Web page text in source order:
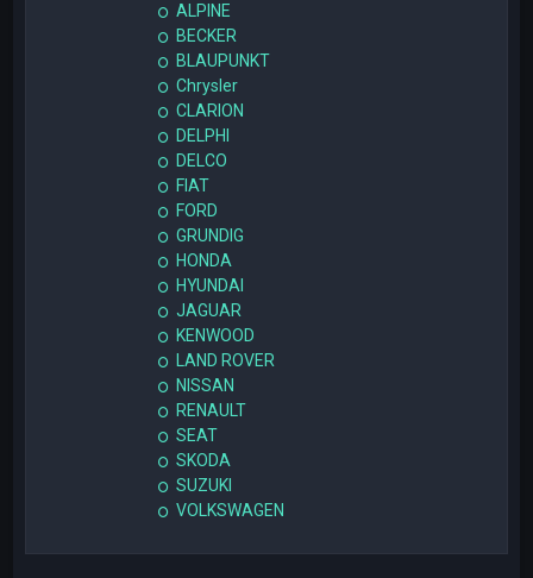
ALPINE
BECKER
BLAUPUNKT
Chrysler
CLARION
DELPHI
DELCO
FIAT
FORD
GRUNDIG
HONDA
HYUNDAI
JAGUAR
KENWOOD
LAND ROVER
NISSAN
RENAULT
SEAT
SKODA
SUZUKI
VOLKSWAGEN